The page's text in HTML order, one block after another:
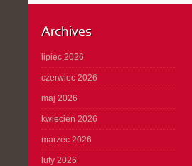
Archives
lipiec 2026
czerwiec 2026
maj 2026
kwiecień 2026
marzec 2026
luty 2026